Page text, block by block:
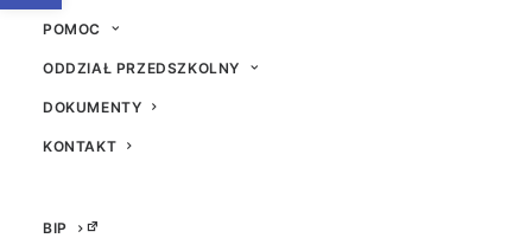
POMOC
ODDZIAŁ PRZEDSZKOLNY
DOKUMENTY
KONTAKT
BIP
#laboratoriaprzyszlos
ci